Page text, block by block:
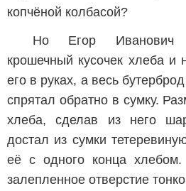
копчёной колбасой?
Но Егор Иванович
крошечный кусочек хлеба и
его в руках, а весь
спрятал обратно в сумку.
хлеба, сделав из него
достал из сумки
её с одного конца
залепленное отверстие